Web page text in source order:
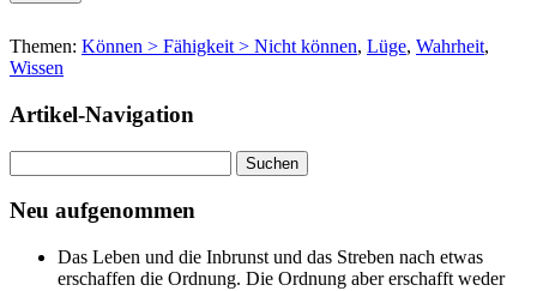
Themen: Können > Fähigkeit > Nicht können, Lüge, Wahrheit,
Wissen
Artikel-Navigation
nach:
Neu aufgenommen
Das Leben und die Inbrunst und das Streben nach etwas
erschaffen die Ordnung. Die Ordnung aber erschafft weder